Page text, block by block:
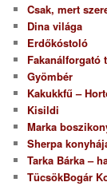
Csak, mert
Dina világa
Erdőkóstoló
Fakanálforgató
Gyömbér
Kakukkfű –
Kisildi
Marka
Sherpa
Tarka Bárka –
TücsökBogár